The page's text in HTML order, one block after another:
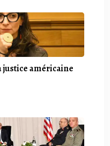
justice américaine